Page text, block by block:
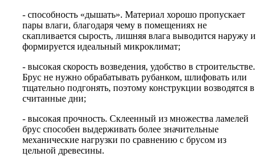
- способность «дышать». Материал хорошо пропускает
пары влаги, благодаря чему в помещениях не
скапливается сырость, лишняя влага выводится наружу и
формируется идеальный микроклимат;
- высокая скорость возведения, удобство в строительстве.
Брус не нужно обрабатывать рубанком, шлифовать или
тщательно подгонять, поэтому конструкции возводятся в
считанные дни;
- высокая прочность. Склеенный из множества ламелей
брус способен выдерживать более значительные
механические нагрузки по сравнению с брусом из
цельной древесины.